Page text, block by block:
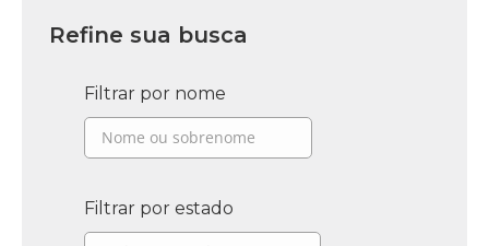
Refine sua busca
Filtrar por nome
Filtrar por estado